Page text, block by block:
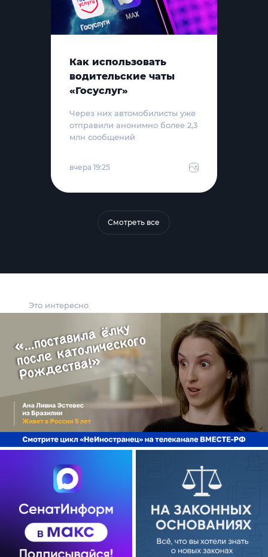
Это интересно
Как использовать
водительские чаты
«Госуслуг»
Через них автомобилисты уже
отправили анонимно более 2,3
млн сообщений
вчера 19:25
Смотреть все